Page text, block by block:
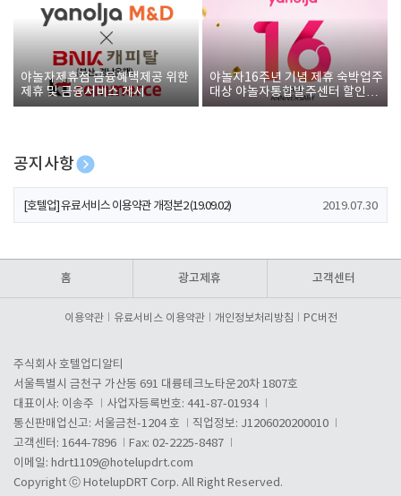
야놀자제휴점 금융혜택제공 위한
제휴 및 금융서비스 게시
야놀자16주년 기념 제휴 숙박업주
대상 야놀자통합발주센터 할인쿠
폰 증정
공지사항
[호텔업] 개인정보 처리방침 개정본1 (19.09.02)
[호텔업] 유료서비스 이용약관 개정본2 (19.09.02) 2019.07.30
홈 광고제휴 고객센터
이용약관 유료서비스 이용약관 개인정보처리방침 PC버전
주식회사 호텔업디알티
서울특별시 금천구 가산동 691 대륭테크노타운20차 1807호
대표이사: 이송주
사업자등록번호: 441-87-01934
통신판매업신고: 서울금천-1204 호
직업정보: J1206020200010
고객센터: 1644-7896
Fax: 02-2225-8487
이메일: hdrt1109@hotelupdrt.com
Copyright ⓒ HotelupDRT Corp. All Right Reserved.